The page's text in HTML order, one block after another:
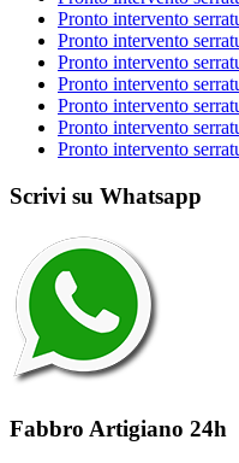
Pronto intervento
Pronto intervento
Pronto intervento
Pronto intervento
Pronto intervento
Pronto intervento
Pronto intervento
Scrivi su Whatsapp
Fabbro Artigiano 24h